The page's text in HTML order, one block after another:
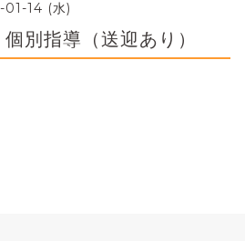
01-14 (水)
別指導（送迎あり）